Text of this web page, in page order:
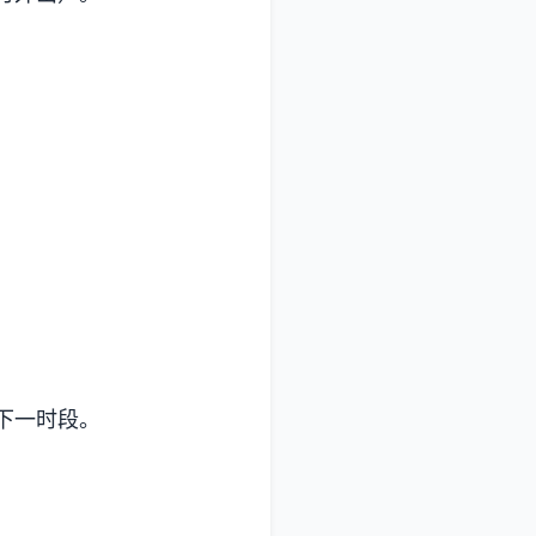
时段。